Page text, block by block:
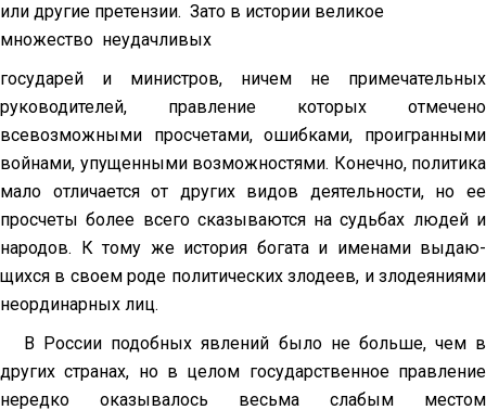
или другие претензии. Зато в истории великое
множество неудачливых
государей и министров, ничем не примечательных
руководителей, правле­ние которых отмечено
всевозможными просчетами, ошибками, проигранными
войнами, упущенными возможностями. Конечно, политика
мало отличается от других видов деятельности, но ее
просчеты более всего сказываются на судьбах людей и
народов. К тому же история богата и именами выдаю­
щихся в своем роде политических злодеев, и злодеяниями
неординарных лиц.
В России подобных явлений было не больше, чем в
других странах, но в целом государственное правление
нередко оказывалось весьма слабым местом